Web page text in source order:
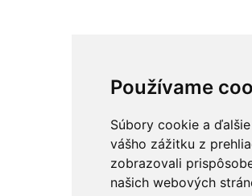
Používame
Súbory cookie a
vášho zážitku z
zobrazovali
našich webových